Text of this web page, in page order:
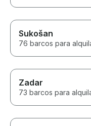
Sukošan
76 barcos para
Zadar
73 barcos para